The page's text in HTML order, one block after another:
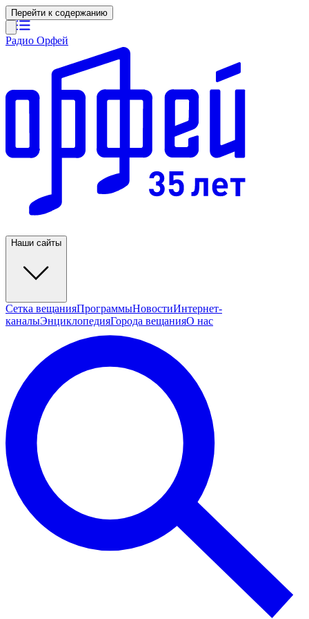
Перейти к содержанию
Радио Орфей
Наши сайты
Сетка вещанияПрограммыНовостиИнтернет-
каналыЭнциклопедияГорода вещанияО нас